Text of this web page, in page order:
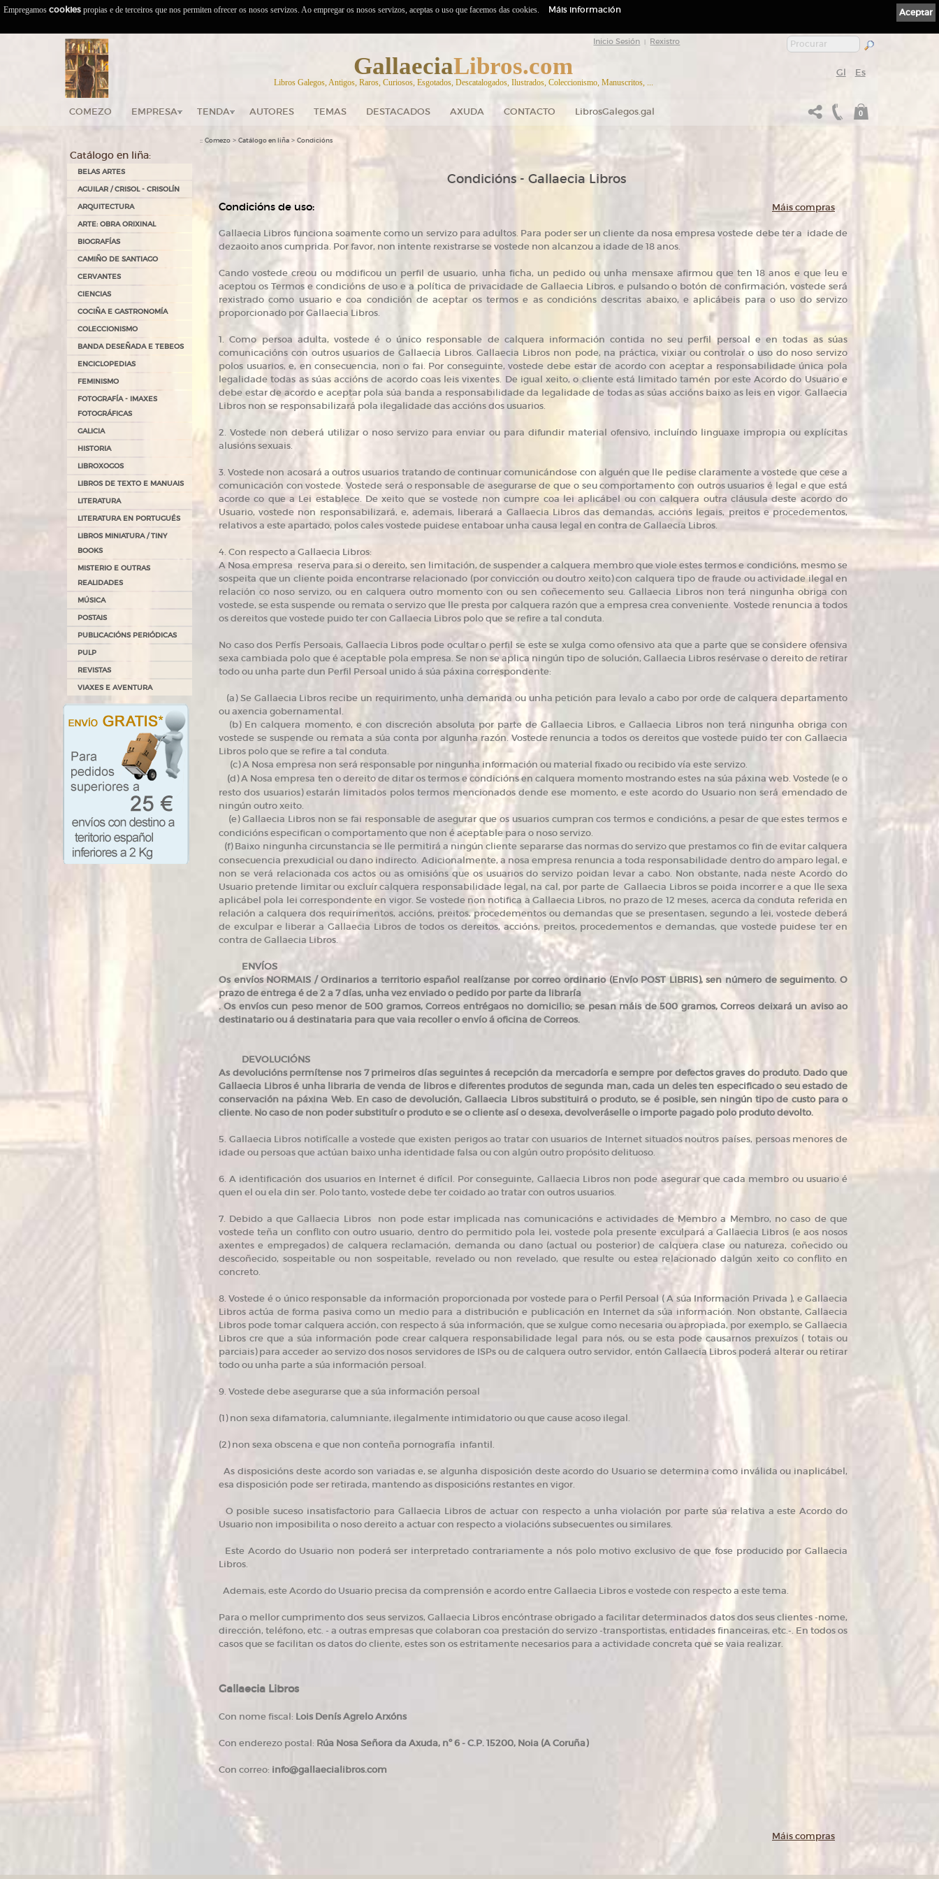
Inicio Sesión Rexistro
GallaeciaLibros.com
Libros Galegos, Antigos, Raros, Curiosos, Esgotados, Descatalogados, Ilustrados, Coleccionismo, Manuscritos, ...
Gl Es
COMEZO EMPRESA TENDA AUTORES TEMAS DESTACADOS AXUDA CONTACTO LibrosGalegos.gal 0
Catálogo en liña:
BELAS ARTES
AGUILAR / CRISOL - CRISOLÍN
ARQUITECTURA
ARTE: OBRA ORIXINAL
BIOGRAFÍAS
CAMIÑO DE SANTIAGO
CERVANTES
CIENCIAS
COCIÑA E GASTRONOMÍA
COLECCIONISMO
BANDA DESEÑADA E TEBEOS
ENCICLOPEDIAS
FEMINISMO
FOTOGRAFÍA - IMAXES
FOTOGRÁFICAS
GALICIA
HISTORIA
LIBROXOGOS
LIBROS DE TEXTO E MANUAIS
LITERATURA
LITERATURA EN PORTUGUÉS
LIBROS MINIATURA / TINY
BOOKS
MISTERIO E OUTRAS
REALIDADES
MÚSICA
POSTAIS
PUBLICACIÓNS PERIÓDICAS
PULP
REVISTAS
VIAXES E AVENTURA
:: Comezo > Catálogo en liña > Condicións
Condicións - Gallaecia Libros
Máis compras
Condicións de uso:
Gallaecia Libros funciona soamente como un servizo para adultos. Para poder ser un cliente da nosa empresa vostede debe ter a idade de
dezaoito anos cumprida. Por favor, non intente rexistrarse se vostede non alcanzou a idade de 18 anos.
Cando vostede creou ou modificou un perfil de usuario, unha ficha, un pedido ou unha mensaxe afirmou que ten 18 anos e que leu e
aceptou os Termos e condicións de uso e a política de privacidade de Gallaecia Libros, e pulsando o botón de confirmación, vostede será
rexistrado como usuario e coa condición de aceptar os termos e as condicións descritas abaixo, e aplicábeis para o uso do servizo
proporcionado por Gallaecia Libros.
1. Como persoa adulta, vostede é o único responsable de calquera información contida no seu perfil persoal e en todas as súas
comunicacións con outros usuarios de Gallaecia Libros. Gallaecia Libros non pode, na práctica, vixiar ou controlar o uso do noso servizo
polos usuarios, e, en consecuencia, non o fai. Por conseguinte, vostede debe estar de acordo con aceptar a responsabilidade única pola
legalidade todas as súas accións de acordo coas leis vixentes. De igual xeito, o cliente está limitado tamén por este Acordo do Usuario e
debe estar de acordo e aceptar pola súa banda a responsabilidade da legalidade de todas as súas accións baixo as leis en vigor. Gallaecia
Libros non se responsabilizará pola ilegalidade das accións dos usuarios.
2. Vostede non deberá utilizar o noso servizo para enviar ou para difundir material ofensivo, incluíndo linguaxe impropia ou explícitas
alusións sexuais.
3. Vostede non acosará a outros usuarios tratando de continuar comunicándose con alguén que lle pedise claramente a vostede que cese a
comunicación con vostede. Vostede será o responsable de asegurarse de que o seu comportamento con outros usuarios é legal e que está
acorde co que a Lei establece. De xeito que se vostede non cumpre coa lei aplicábel ou con calquera outra cláusula deste acordo do
Usuario, vostede non responsabilizará, e, ademais, liberará a Gallaecia Libros das demandas, accións legais, preitos e procedementos,
relativos a este apartado, polos cales vostede puidese entaboar unha causa legal en contra de Gallaecia Libros.
4. Con respecto a Gallaecia Libros:
A Nosa empresa reserva para si o dereito, sen limitación, de suspender a calquera membro que viole estes termos e condicións, mesmo se
sospeita que un cliente poida encontrarse relacionado (por convicción ou doutro xeito) con calquera tipo de fraude ou actividade ilegal en
relación co noso servizo, ou en calquera outro momento con ou sen coñecemento seu. Gallaecia Libros non terá ningunha obriga con
vostede, se esta suspende ou remata o servizo que lle presta por calquera razón que a empresa crea conveniente. Vostede renuncia a todos
os dereitos que vostede puido ter con Gallaecia Libros polo que se refire a tal conduta.
No caso dos Perfís Persoais, Gallaecia Libros pode ocultar o perfil se este se xulga como ofensivo ata que a parte que se considere ofensiva
sexa cambiada polo que é aceptable pola empresa. Se non se aplica ningún tipo de solución, Gallaecia Libros resérvase o dereito de retirar
todo ou unha parte dun Perfil Persoal unido á súa páxina correspondente:
(a) Se Gallaecia Libros recibe un requirimento, unha demanda ou unha petición para levalo a cabo por orde de calquera departamento
ou axencia gobernamental.
(b) En calquera momento, e con discreción absoluta por parte de Gallaecia Libros, e Gallaecia Libros non terá ningunha obriga con
vostede se suspende ou remata a súa conta por algunha razón. Vostede renuncia a todos os dereitos que vostede puido ter con Gallaecia
Libros polo que se refire a tal conduta.
(c) A Nosa empresa non será responsable por ningunha información ou material fixado ou recibido vía este servizo.
(d) A Nosa empresa ten o dereito de ditar os termos e condicións en calquera momento mostrando estes na súa páxina web. Vostede (e o
resto dos usuarios) estarán limitados polos termos mencionados dende ese momento, e este acordo do Usuario non será emendado de
ningún outro xeito.
(e) Gallaecia Libros non se fai responsable de asegurar que os usuarios cumpran cos termos e condicións, a pesar de que estes termos e
condicións especifican o comportamento que non é aceptable para o noso servizo.
(f) Baixo ningunha circunstancia se lle permitirá a ningún cliente separarse das normas do servizo que prestamos co fin de evitar calquera
consecuencia prexudicial ou dano indirecto. Adicionalmente, a nosa empresa renuncia a toda responsabilidade dentro do amparo legal, e
non se verá relacionada cos actos ou as omisións que os usuarios do servizo poidan levar a cabo. Non obstante, nada neste Acordo do
Usuario pretende limitar ou excluír calquera responsabilidade legal, na cal, por parte de Gallaecia Libros se poida incorrer e a que lle sexa
aplicábel pola lei correspondente en vigor. Se vostede non notifica a Gallaecia Libros, no prazo de 12 meses, acerca da conduta referida en
relación a calquera dos requirimentos, accións, preitos, procedementos ou demandas que se presentasen, segundo a lei, vostede deberá
de exculpar e liberar a Gallaecia Libros de todos os dereitos, accións, preitos, procedementos e demandas, que vostede puidese ter en
contra de Gallaecia Libros.
ENVÍOS
Os envíos NORMAIS / Ordinarios a territorio español realízanse por correo ordinario (Envío POST LIBRIS), sen número de seguimento. O
prazo de entrega é de 2 a 7 días, unha vez enviado o pedido por parte da libraría
. Os envíos cun peso menor de 500 gramos, Correos entrégaos no domicilio; se pesan máis de 500 gramos, Correos deixará un aviso ao
destinatario ou á destinataria para que vaia recoller o envío á oficina de Correos.
DEVOLUCIÓNS
As devolucións permítense nos 7 primeiros días seguintes á recepción da mercadoría e sempre por defectos graves do produto. Dado que
Gallaecia Libros é unha libraria de venda de libros e diferentes produtos de segunda man, cada un deles ten especificado o seu estado de
conservación na páxina Web. En caso de devolución, Gallaecia Libros substituirá o produto, se é posible, sen ningún tipo de custo para o
cliente. No caso de non poder substituír o produto e se o cliente así o desexa, devolveráselle o importe pagado polo produto devolto.
5. Gallaecia Libros notifícalle a vostede que existen perigos ao tratar con usuarios de Internet situados noutros países, persoas menores de
idade ou persoas que actúan baixo unha identidade falsa ou con algún outro propósito delituoso.
6. A identificación dos usuarios en Internet é difícil. Por conseguinte, Gallaecia Libros non pode asegurar que cada membro ou usuario é
quen el ou ela din ser. Polo tanto, vostede debe ter coidado ao tratar con outros usuarios.
7. Debido a que Gallaecia Libros non pode estar implicada nas comunicacións e actividades de Membro a Membro, no caso de que
vostede teña un conflito con outro usuario, dentro do permitido pola lei, vostede pola presente exculpará a Gallaecia Libros (e aos nosos
axentes e empregados) de calquera reclamación, demanda ou dano (actual ou posterior) de calquera clase ou natureza, coñecido ou
descoñecido, sospeitable ou non sospeitable, revelado ou non revelado, que resulte ou estea relacionado dalgún xeito co conflito en
concreto.
8. Vostede é o único responsable da información proporcionada por vostede para o Perfil Persoal ( A súa Información Privada ), e Gallaecia
Libros actúa de forma pasiva como un medio para a distribución e publicación en Internet da súa información. Non obstante, Gallaecia
Libros pode tomar calquera acción, con respecto á súa información, que se xulgue como necesaria ou apropiada, por exemplo, se Gallaecia
Libros cre que a súa información pode crear calquera responsabilidade legal para nós, ou se esta pode causarnos prexuízos ( totais ou
parciais) para acceder ao servizo dos nosos servidores de ISPs ou de calquera outro servidor, entón Gallaecia Libros poderá alterar ou retirar
todo ou unha parte a súa información persoal.
9. Vostede debe asegurarse que a súa información persoal
(1) non sexa difamatoria, calumniante, ilegalmente intimidatorio ou que cause acoso ilegal.
(2) non sexa obscena e que non conteña pornografía infantil.
As disposicións deste acordo son variadas e, se algunha disposición deste acordo do Usuario se determina como inválida ou inaplicábel,
esa disposición pode ser retirada, mantendo as disposicións restantes en vigor.
O posible suceso insatisfactorio para Gallaecia Libros de actuar con respecto a unha violación por parte súa relativa a este Acordo do
Usuario non imposibilita o noso dereito a actuar con respecto a violacións subsecuentes ou similares.
Este Acordo do Usuario non poderá ser interpretado contrariamente a nós polo motivo exclusivo de que fose producido por Gallaecia
Libros.
Ademais, este Acordo do Usuario precisa da comprensión e acordo entre Gallaecia Libros e vostede con respecto a este tema.
Para o mellor cumprimento dos seus servizos, Gallaecia Libros encóntrase obrigado a facilitar determinados datos dos seus clientes -nome,
dirección, teléfono, etc. - a outras empresas que colaboran coa prestación do servizo -transportistas, entidades financeiras, etc.-. En todos os
casos que se facilitan os datos do cliente, estes son os estritamente necesarios para a actividade concreta que se vaia realizar.
Gallaecia Libros
Con nome fiscal: Lois Denís Agrelo Arxóns
Con enderezo postal: Rúa Nosa Señora da Axuda, nº 6 - C.P. 15200, Noia (A Coruña)
Con correo: info@gallaecialibros.com
Máis compras
Aceptar
Empregamos cookies propias e de terceiros que nos permiten ofrecer os nosos servizos. Ao empregar os nosos servizos, aceptas o uso que facemos das cookies. Máis información